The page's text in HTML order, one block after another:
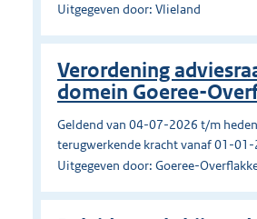
Uitgegeven door: Vlieland
Verordening
domein Goeree-
Geldend van 04-07-2026 t/m
terugwerkende kracht vanaf 01-
Uitgegeven door: Goeree-